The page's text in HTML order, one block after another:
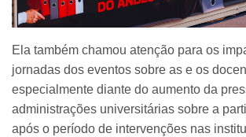
Ela também chamou atenção para os
jornadas dos eventos sobre as e os
especialmente diante do aumento da
administrações universitárias sobre a
após o período de intervenções nas